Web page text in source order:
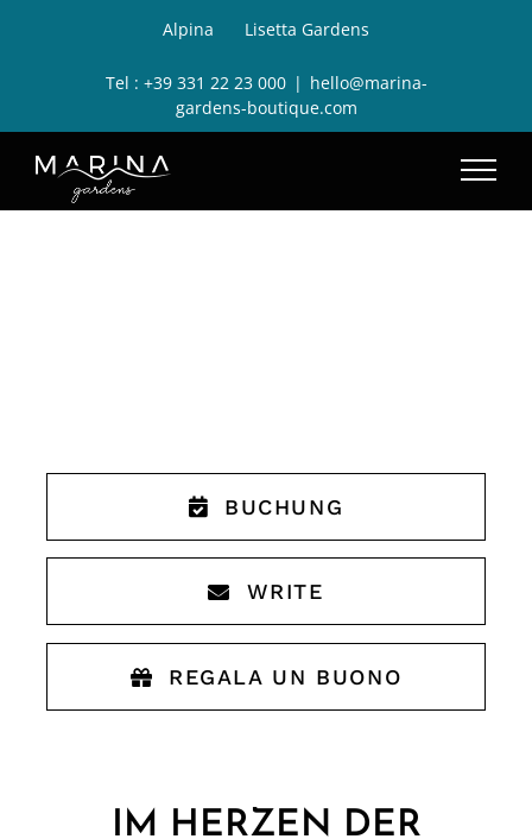
Alpina Lisetta Gardens
Tel : +39 331 22 23 000 | hello@marina-
gardens-boutique.com
BUCHUNG
WRITE
REGALA UN BUONO
IM HERZEN DER